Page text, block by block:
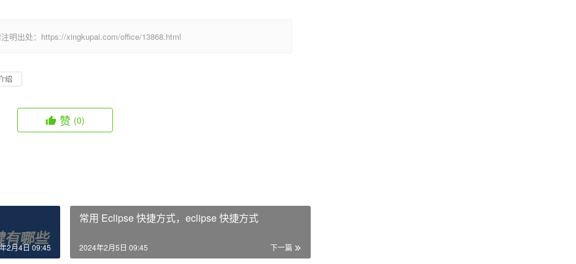
明出处：https://xingkupai.com/office/13868.html
绍
赞 (0)
2月4日 09:45
常用 Eclipse 快捷方式，eclipse 快捷方式
下一篇
2024年2月5日 09:45